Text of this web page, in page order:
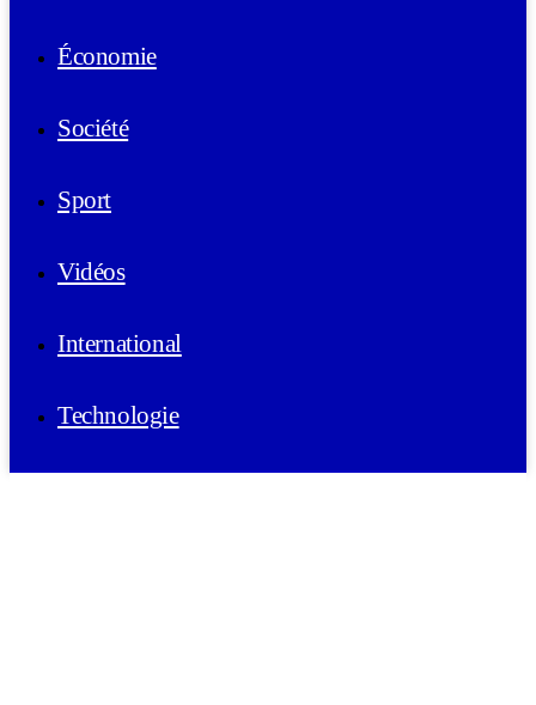
Économie
Société
Sport
Vidéos
International
Technologie